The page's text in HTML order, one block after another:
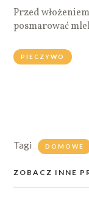
Przed
posmarować
PIECZYWO
Tagi DOMOWE
ZOBACZ INNE